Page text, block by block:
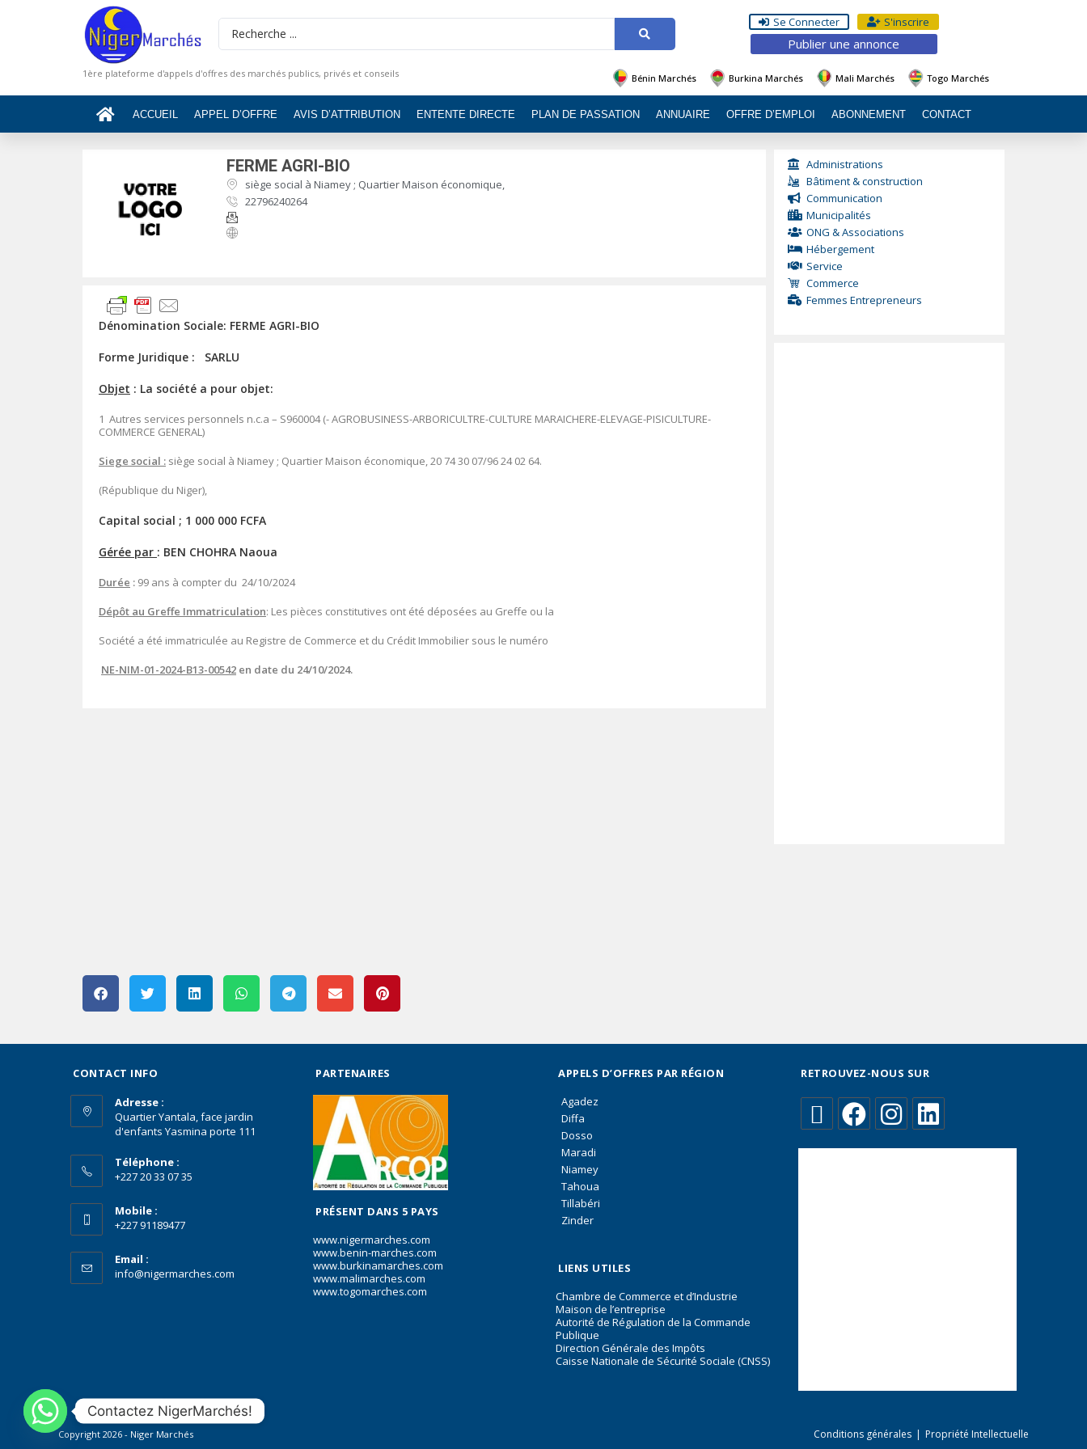
Se Connecter S'inscrire
Publier une annonce
1ère plateforme d'appels d'offres des marchés publics, privés et conseils Bénin Marchés Burkina Marchés Mali Marchés Togo Marchés
ACCUEIL APPEL D’OFFRE AVIS D’ATTRIBUTION ENTENTE DIRECTE PLAN DE PASSATION ANNUAIRE OFFRE D’EMPLOI ABONNEMENT CONTACT
FERME AGRI-BIO
siège social à Niamey ; Quartier Maison économique,
22796240264
Dénomination Sociale: FERME AGRI-BIO
Forme Juridique : SARLU
Objet : La société a pour objet:
1 Autres services personnels n.c.a – S960004 (- AGROBUSINESS-ARBORICULTRE-CULTURE MARAICHERE-ELEVAGE-PISICULTURE-
COMMERCE GENERAL)
Siege social : siège social à Niamey ; Quartier Maison économique, 20 74 30 07/96 24 02 64.
(République du Niger),
Capital social ; 1 000 000 FCFA
Gérée par : BEN CHOHRA Naoua
Durée : 99 ans à compter du 24/10/2024
Dépôt au Greffe Immatriculation: Les pièces constitutives ont été déposées au Greffe ou la
Société a été immatriculée au Registre de Commerce et du Crédit Immobilier sous le numéro
NE-NIM-01-2024-B13-00542 en date du 24/10/2024.
Administrations
Bâtiment & construction
Communication
Municipalités
ONG & Associations
Hébergement
Service
Commerce
Femmes Entrepreneurs
CONTACT INFO
Adresse :
Quartier Yantala, face jardin
d'enfants Yasmina porte 111
Téléphone :
+227 20 33 07 35
Mobile :
+227 91189477
Email :
info@nigermarches.com
PARTENAIRES
PRÉSENT DANS 5 PAYS
www.nigermarches.com
www.benin-marches.com
www.burkinamarches.com
www.malimarches.com
www.togomarches.com
APPELS D’OFFRES PAR RÉGION
Agadez
Diffa
Dosso
Maradi
Niamey
Tahoua
Tillabéri
Zinder
LIENS UTILES
Chambre de Commerce et d’Industrie
Maison de l’entreprise
Autorité de Régulation de la Commande
Publique
Direction Générale des Impôts
Caisse Nationale de Sécurité Sociale (CNSS)
RETROUVEZ-NOUS SUR
Conditions générales Propriété Intellectuelle
Copyright 2026 - Niger Marchés
Contactez NigerMarchés!